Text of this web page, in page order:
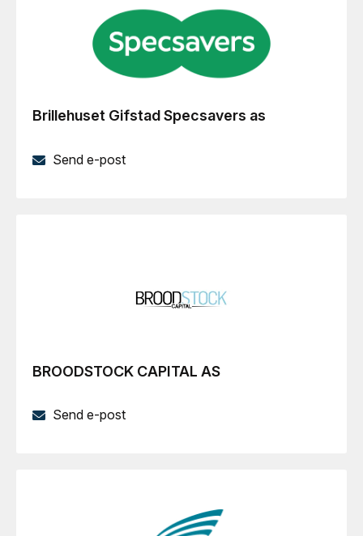
Brillehuset Gifstad Specsavers as
Send e-post
BROODSTOCK CAPITAL AS
Send e-post